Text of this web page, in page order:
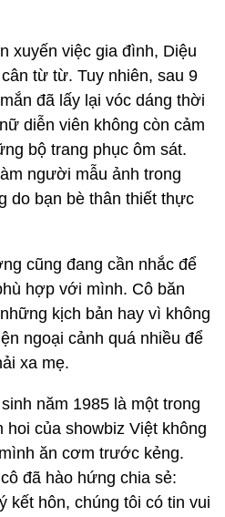
xuyến việc gia đình, Diệu
từ từ. Tuy nhiên, sau 9
đã lấy lại vóc dáng thời
diễn viên không còn cảm
bộ trang phục ôm sát.
người mẫu ảnh trong
do bạn bè thân thiết thực
cũng đang cần nhắc để
hợp với mình. Cô băn
kịch bản hay vì không
ngoại cảnh quá nhiều để
xa mẹ.
năm 1985 là một trong
của showbiz Việt không
ăn cơm trước kẻng.
đã hào hứng chia sẻ:
kết hôn, chúng tôi có tin vui